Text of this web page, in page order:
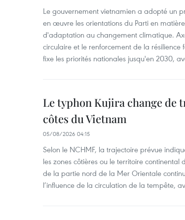
Le gouvernement vietnamien a adopté un
en œuvre les orientations du Parti en
d'adaptation au changement climatique.
circulaire et le renforcement de la
fixe les priorités nationales jusqu'en 2030,
Le typhon Kujira change de
côtes du Vietnam
05/08/2026 04:15
Selon le NCHMF, la trajectoire prévue
les zones côtières ou le territoire continental
de la partie nord de la Mer Orientale
l’influence de la circulation de la tempête,